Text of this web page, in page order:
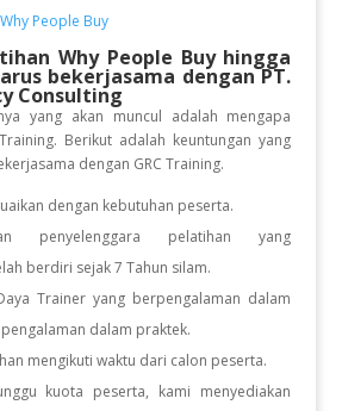
People Buy
Why People Buy hingga
bekerjasama dengan PT.
Consulting
yang akan muncul adalah mengapa
Berikut adalah keuntungan yang
dengan GRC Training.
dengan kebutuhan peserta.
penyelenggara pelatihan yang
berdiri sejak 7 Tahun silam.
Trainer yang berpengalaman dalam
dalam praktek.
mengikuti waktu dari calon peserta.
kuota peserta, kami menyediakan